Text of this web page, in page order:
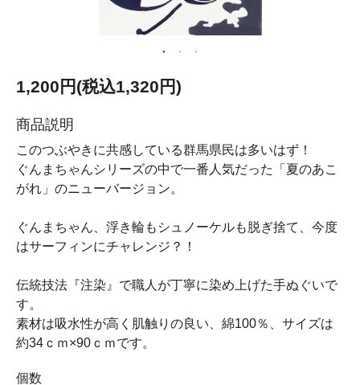
1,200円(税込1,320円)
商品説明
このつぶやきに共感している群馬県民は多いはず！
ぐんまちゃんシリーズの中で一番人気だった「夏のあこ
がれ」のニューバージョン。
ぐんまちゃん、浮き輪もシュノーケルも脱ぎ捨て、今度
はサーフィンにチャレンジ？！
伝統技法『注染』で職人が丁寧に染め上げた手ぬぐいで
す。
素材は吸水性が高く肌触りの良い、綿100％、サイズは
約34ｃｍ×90ｃｍです。
個数